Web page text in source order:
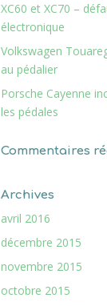
XC60 et XC70 –
électronique
Volkswagen
au pédalier
Porsche Cayenne
les pédales
Commentaires
Archives
avril 2016
décembre 2015
novembre 2015
octobre 2015